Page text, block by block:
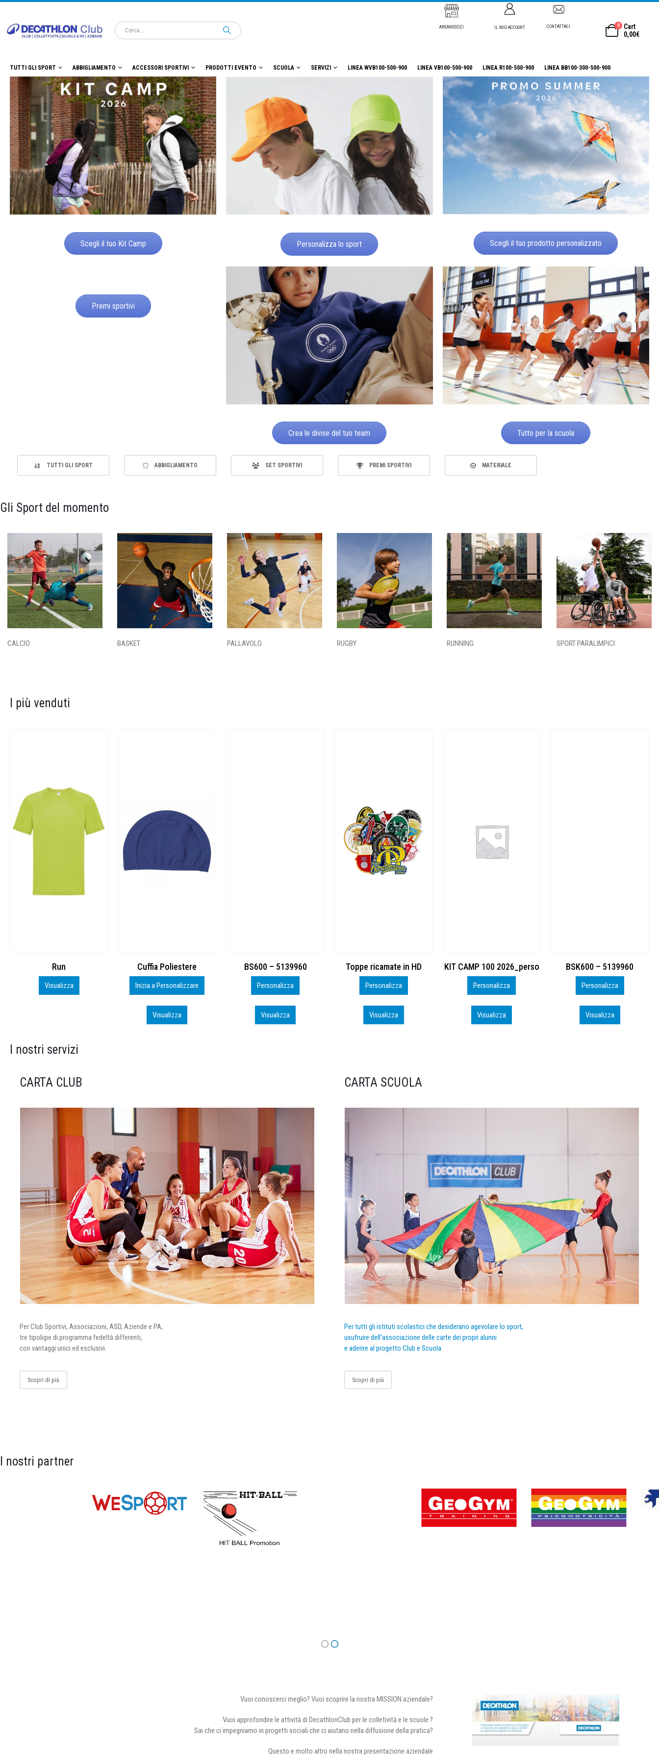
AREANEGOZI IL MIO ACCOUNT CONTATTACI 0
Cart
0,00€
TUTTI GLI SPORT ABBIGLIAMENTO ACCESSORI SPORTIVI PRODOTTI EVENTO SCUOLA SERVIZI LINEA WVB100-500-900 LINEA VB100-500-900 LINEA R100-500-900 LINEA BB100-300-500-900
Scegli il tuo Kit Camp Personalizza lo sport Scegli il tuo prodotto personalizzato
Premi sportivi
Crea le divise del tuo team Tutto per la scuola
TUTTI GLI SPORT ABBIGLIAMENTO SET SPORTIVI PREMI SPORTIVI MATERIALE
Gli Sport del momento
CALCIO BASKET PALLAVOLO RUGBY RUNNING SPORT PARALIMPICI
I più venduti
Cuffia Poliestere
Inizia a Personalizzare
BS600 – 5139960
Personalizza
Visualizza
Toppe ricamate in HD
Personalizza
Visualizza
KIT CAMP 100 2026_perso
Personalizza
Visualizza
BSK600 – 5139960
Personalizza
Visualizza
DTF
Personalizza
Visualizza
I nostri servizi
CARTA CLUB
Per Club Sportivi, Associazioni, ASD, Aziende e PA,
tre tipoligie di programma fedeltà differenti,
con vantaggi unici ed esclusivi.
Scopri di più
CARTA SCUOLA
Per tutti gli istituti scolastici che desiderano agevolare lo sport,
usufruire dell’associazione delle carte dei propri alunni
e aderire al progetto Club e Scuola
Scopri di più
I nostri partner
Vuoi conoscerci meglio? Vuoi scoprire la nostra MISSION aziendale?
Vuoi approfondire le attività di DecathlonClub per le colletività e le scuole ?
Sai che ci impegniamo in progetti sociali che ci aiutano nella diffusione della pratica?
Questo e molto altro nella nostra presentazione aziendale